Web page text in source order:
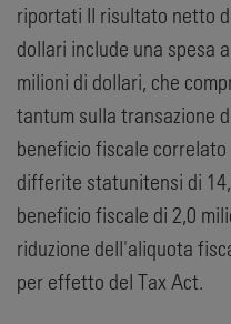
riportati Il risultato netto
dollari include una spesa
milioni di dollari, che
tantum sulla transazione
beneficio fiscale
differite statunitensi di
beneficio fiscale di 2,0
riduzione dell'aliquota
per effetto del Tax Act.